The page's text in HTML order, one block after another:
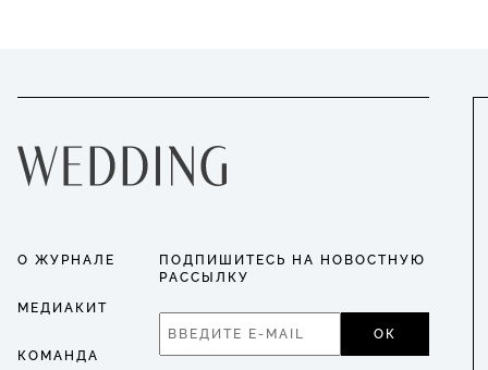
О ЖУРНАЛЕ
МЕДИАКИТ
КОМАНДА
ПОДПИШИТЕСЬ НА НОВОСТНУЮ
РАССЫЛКУ
ОК